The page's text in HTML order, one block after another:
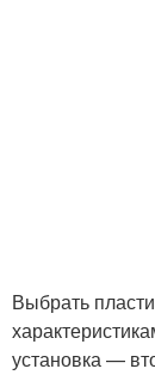
Выбрать
установка —